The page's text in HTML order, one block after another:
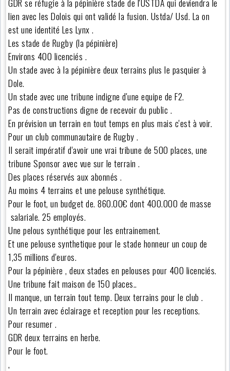
lien avec les Dolois qui ont validé la fusion. Ustda/ Usd. La on
est une identité Les Lynx .
Les stade de Rugby (la pépinière)
Environs 400 licenciés .
Un stade avec à la pépinière deux terrains plus le pasquier à
Dole.
Un stade avec une tribune indigne d'une equipe de F2.
Pas de constructions digne de recevoir du public .
En prévision un terrain en tout temps en plus mais c'est à voir.
Pour un club communautaire de Rugby .
Il serait impératif d'avoir une vrai tribune de 500 places, une
tribune Sponsor avec vue sur le terrain .
Des places réservés aux abonnés .
Au moins 4 terrains et une pelouse synthétique.
Pour le foot, un budget de. 860.00€ dont 400.000 de masse
salariale. 25 employés.
Une pelous synthétique pour les entrainement.
Et une pelouse synthetique pour le stade honneur un coup de
1,35 millions d'euros.
Pour la pépinière , deux stades en pelouses pour 400 licenciés.
Une tribune fait maison de 150 places..
Il manque, un terrain tout temp. Deux terrains pour le club .
Un terrain avec éclairage et reception pour les receptions.
Pour resumer .
GDR deux terrains en herbe.
Pour le foot.
,